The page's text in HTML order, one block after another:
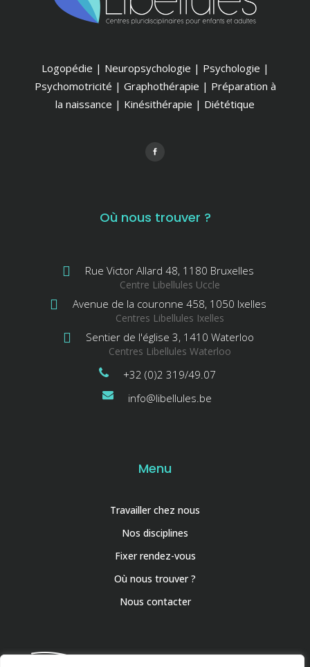
Logopédie | Neuropsychologie | Psychologie |
Psychomotricité | Graphothérapie | Préparation à
la naissance | Kinésithérapie | Diététique
Où nous trouver ?
Rue Victor Allard 48, 1180 Bruxelles
Centre Libellules Uccle
Avenue de la couronne 458, 1050 Ixelles
Centres Libellules Ixelles
Sentier de l'église 3, 1410 Waterloo
Centres Libellules Waterloo
+32 (0)2 319/49.07
info@libellules.be
Menu
Travailler chez nous
Nos disciplines
Fixer rendez-vous
Où nous trouver ?
Nous contacter